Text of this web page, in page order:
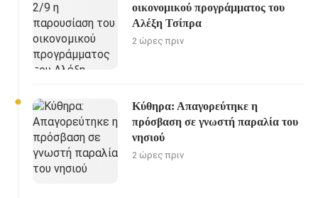
οικονομικού προγράμματος του
Αλέξη Τσίπρα
2 ώρες πριν
Κύθηρα: Απαγορεύτηκε η
πρόσβαση σε γνωστή παραλία του
νησιού
2 ώρες πριν